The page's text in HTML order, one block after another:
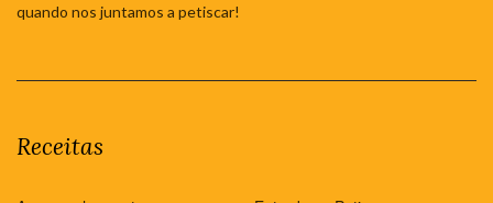
quando nos juntamos a petiscar!
Receitas